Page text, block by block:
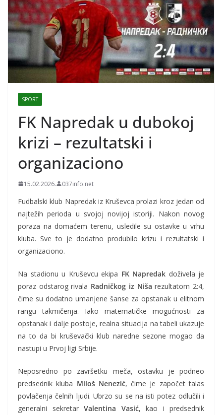
SPORT
FK Napredak u dubokoj
krizi – rezultatski i
organizaciono
15.02.2026. 037info.net
Fudbalski klub Napredak iz Kruševca prolazi kroz jedan od
najtežih perioda u svojoj novijoj istoriji. Nakon novog
poraza na domaćem terenu, usledile su ostavke u vrhu
kluba. Sve to je dodatno produbilo krizu i rezultatski i
organizaciono.
Na stadionu u Kruševcu ekipa FK Napredak doživela je
poraz odstarog rivala Radničkog iz Niša rezultatom 2:4,
čime su dodatno umanjene šanse za opstanak u elitnom
rangu takmičenja. Iako matematičke mogućnosti za
opstanak i dalje postoje, realna situacija na tabeli ukazuje
na to da bi kruševački klub naredne sezone mogao da
nastupi u Prvoj ligi Srbije.
Neposredno po završetku meča, ostavku je podneo
predsednik kluba Miloš Nenezić, čime je započet talas
povlačenja čelnih ljudi. Ubrzo su se na isti potez odlučili i
generalni sekretar Valentina Vasić, kao i predsednik